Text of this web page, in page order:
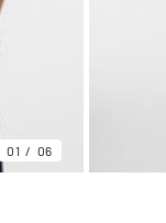
01 06